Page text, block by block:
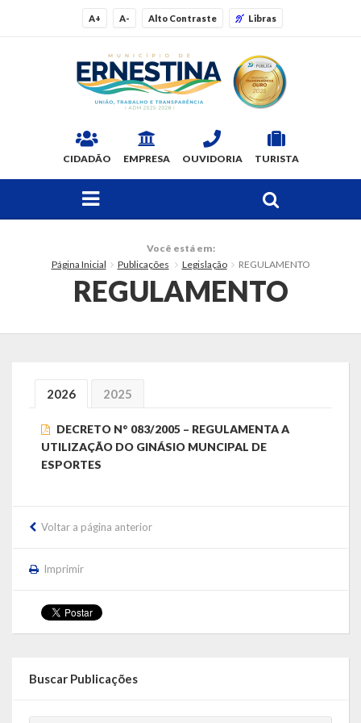
A+ A- Alto Contraste Libras
CIDADÃO EMPRESA OUVIDORIA TURISTA
Telefones Úteis
Estrutura organizacional
Você está em:
Página Inicial
Publicações Legislação REGULAMENTO
REGULAMENTO
2026 2025
DECRETO N° 083/2005 – REGULAMENTA A
UTILIZAÇÃO DO GINÁSIO MUNCIPAL DE
ESPORTES
Voltar a página anterior
Imprimir
Buscar Publicações